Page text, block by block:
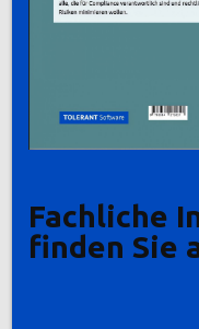
Fachliche
finden Sie